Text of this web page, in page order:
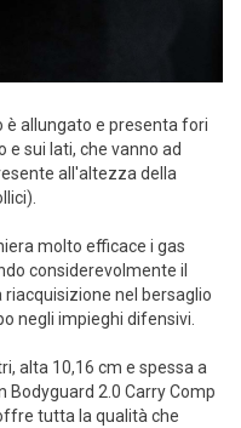
è allungato e presenta fori
sui lati, che vanno ad
all'altezza della
molto efficace i gas
considerevolmente il
nel bersaglio
negli impieghi difensivi.
alta 10,16 cm e spessa a
Bodyguard 2.0 Carry Comp
tutta la qualità che